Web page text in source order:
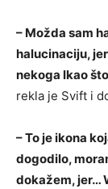
– Možda sam
halucinaciju,
nekoga lkao
rekla je Svift i
– To je ikona
dogodilo,
dokažem, jer…